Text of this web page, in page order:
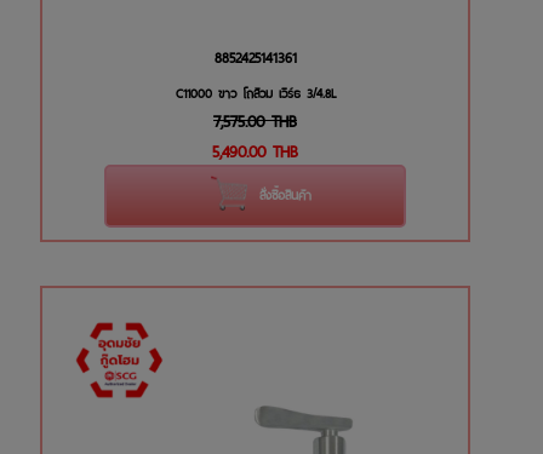
8852425141361
C11000 ขาว โถส้วม เวิร์ธ 3/4.8L
7,575.00 THB
5,490.00 THB
สั่งซื้อสินค้า